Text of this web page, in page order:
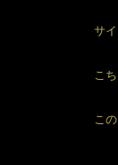
サ
こ
こ